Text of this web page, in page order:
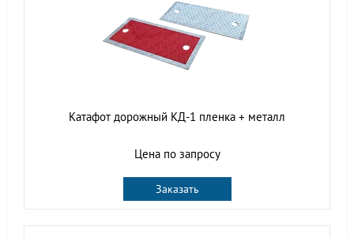
Катафот дорожный КД-1 пленка + металл
Цена по запросу
Заказать